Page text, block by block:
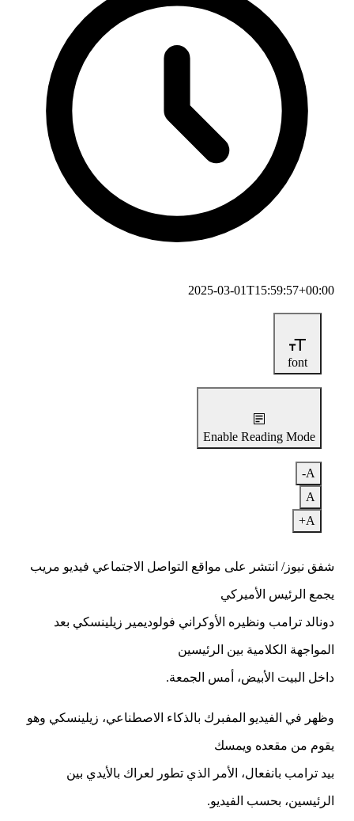
2025-03-01T15:59:57+00:00
font
Enable Reading Mode
A-
A
A+
شفق نيوز/ انتشر على مواقع التواصل الاجتماعي فيديو مريب
يجمع الرئيس الأميركي
دونالد ترامب ونظيره الأوكراني فولوديمير زيلينسكي بعد
المواجهة الكلامية بين الرئيسين
داخل البيت الأبيض، أمس الجمعة.
وظهر في الفيديو المفبرك بالذكاء الاصطناعي، زيلينسكي وهو
يقوم من مقعده ويمسك
بيد ترامب بانفعال، الأمر الذي تطور لعراك بالأيدي بين
الرئيسين، بحسب الفيديو.